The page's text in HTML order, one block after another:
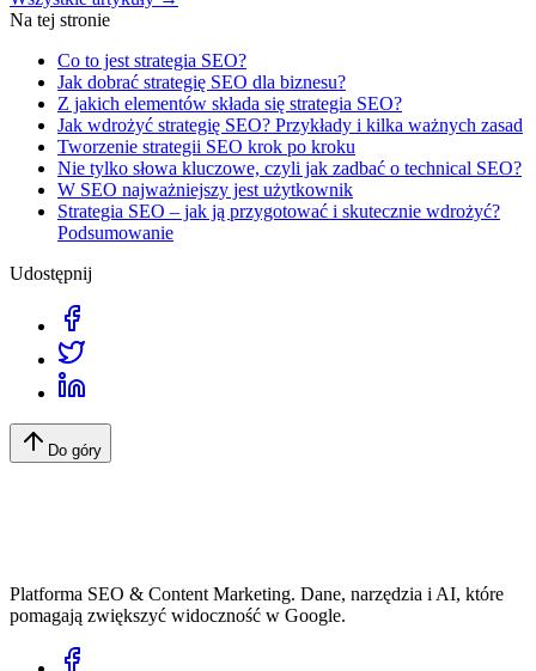
Na tej stronie
Co to jest strategia SEO?
Jak dobrać strategię SEO dla biznesu?
Z jakich elementów składa się strategia SEO?
Jak wdrożyć strategię SEO? Przykłady i kilka ważnych zasad
Tworzenie strategii SEO krok po kroku
Nie tylko słowa kluczowe, czyli jak zadbać o technical SEO?
W SEO najważniejszy jest użytkownik
Strategia SEO – jak ją przygotować i skutecznie wdrożyć?
Podsumowanie
Udostępnij
Do góry
Platforma SEO & Content Marketing. Dane, narzędzia i AI, które
pomagają zwiększyć widoczność w Google.